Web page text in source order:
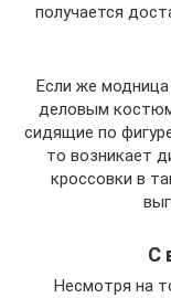
получается
Если же модница
деловым
сидящие по
то возникает
кроссовки в
С
Несмотря на